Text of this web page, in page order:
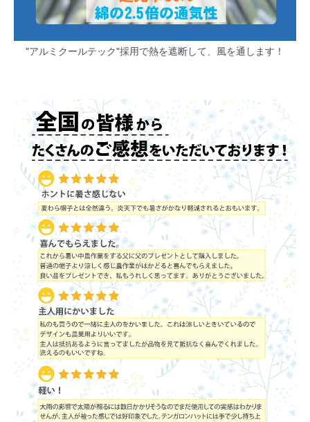
"アルミクールテック"採用で熱を遮断して、風を通します！